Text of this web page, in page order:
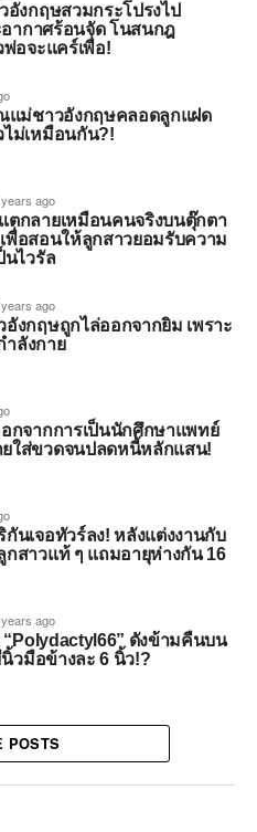
อังกฤษสวมกระโปรงไป
อากาศร้อนจัด โนสนกฎ
พ่อจะแคร์เพื่อ!
แม่ชาวอังกฤษคลอดลูกแฝด
ม่เหมือนกัน?!
ago
กลายเหมือนคนจริงบนตุ๊กตา
พื่อสอนให้ลูกสาวยอมรับความ
นไวรัล
ago
งกฤษถูกไล่ออกจากยิม เพราะ
ลังกาย
กจากการเป็นนักศึกษาแพทย์
ใส่ขวดจนปลดหนี้หลักแสน!
นเจอทัวร์ลง! หลังแต่งงานกับ
สาวแท้ ๆ แถมอายุห่างกัน 16
ago
“Polydactyl66” ดังข้ามคืนบน
วมือข้างละ 6 นิ้ว!?
POSTS